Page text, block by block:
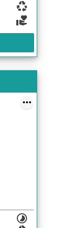
recycling
volunteer_activism
timelapse